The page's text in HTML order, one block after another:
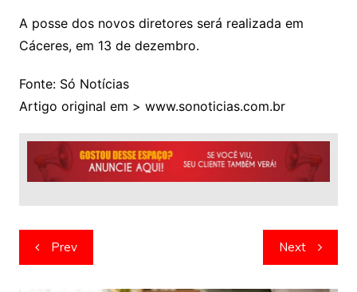
A posse dos novos diretores será realizada em
Cáceres, em 13 de dezembro.
Fonte: Só Notícias
Artigo original em > www.sonoticias.com.br
Navegação
de
Prev Next